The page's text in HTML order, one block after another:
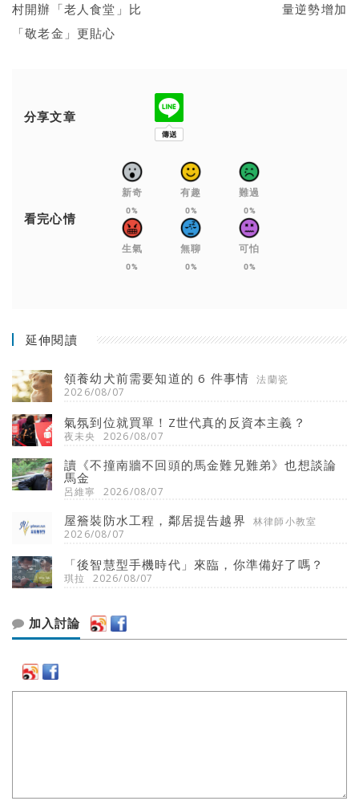
村開辦「老人食堂」比
「敬老金」更貼心
量逆勢增加
分享文章
看完心情
新奇
0%
有趣
0%
難過
0%
生氣
0%
無聊
0%
可怕
0%
延伸閱讀
領養幼犬前需要知道的 6 件事情
法蘭瓷
2026/08/07
氣氛到位就買單！Z世代真的反資本主義？
夜未央 2026/08/07
讀《不撞南牆不回頭的馬金難兄難弟》也想談論
馬金
呂維寧 2026/08/07
屋簷裝防水工程，鄰居提告越界
林律師小教室
2026/08/07
「後智慧型手機時代」來臨，你準備好了嗎？
琪拉 2026/08/07
加入討論